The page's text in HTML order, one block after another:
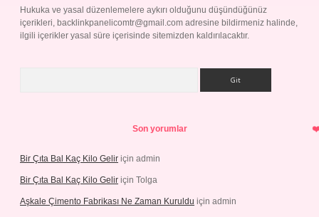
Hukuka ve yasal düzenlemelere aykırı olduğunu düşündüğünüz
içerikleri, backlinkpanelicomtr@gmail.com adresine bildirmeniz halinde,
ilgili içerikler yasal süre içerisinde sitemizden kaldırılacaktır.
Son yorumlar
Bir Çıta Bal Kaç Kilo Gelir için admin
Bir Çıta Bal Kaç Kilo Gelir için Tolga
Aşkale Çimento Fabrikası Ne Zaman Kuruldu için admin